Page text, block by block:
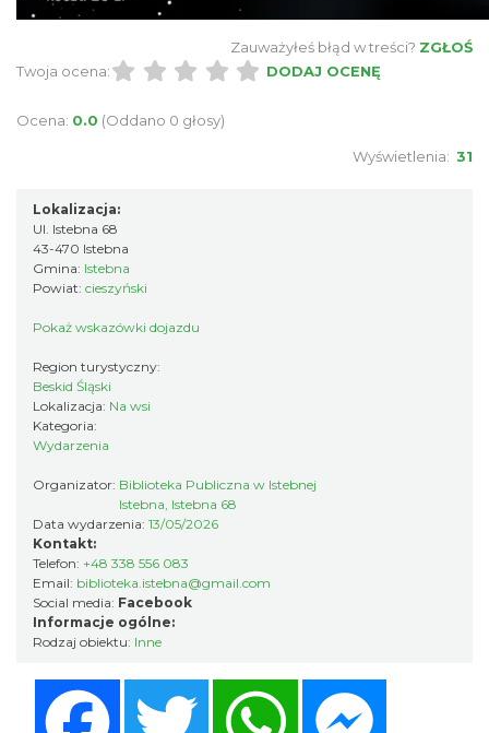
Puchar Złotego Gronia
Istebna
1.84 km
Święto Jagnięciny w Istebnej
1.89 km
Dni Koronki Koniakowskiej
Zauważyłeś błąd w treści? ZGŁOŚ
Twoja ocena:
DODAJ OCENĘ
Ocena: 0.0 (Oddano 0 głosy)
Wyświetlenia: 31
Lokalizacja:
Ul. Istebna 68
43-470 Istebna
Gmina: Istebna
Powiat: cieszyński
Pokaż wskazówki dojazdu
Region turystyczny:
Beskid Śląski
Lokalizacja: Na wsi
Kategoria:
Wydarzenia
Organizator: Biblioteka Publiczna w Istebnej
Istebna, Istebna 68
Data wydarzenia: 13/05/2026
Kontakt:
Telefon: +48 338 556 083
Email: biblioteka.istebna@gmail.com
Social media: Facebook
Informacje ogólne:
Rodzaj obiektu: Inne
Twitter WhatsApp